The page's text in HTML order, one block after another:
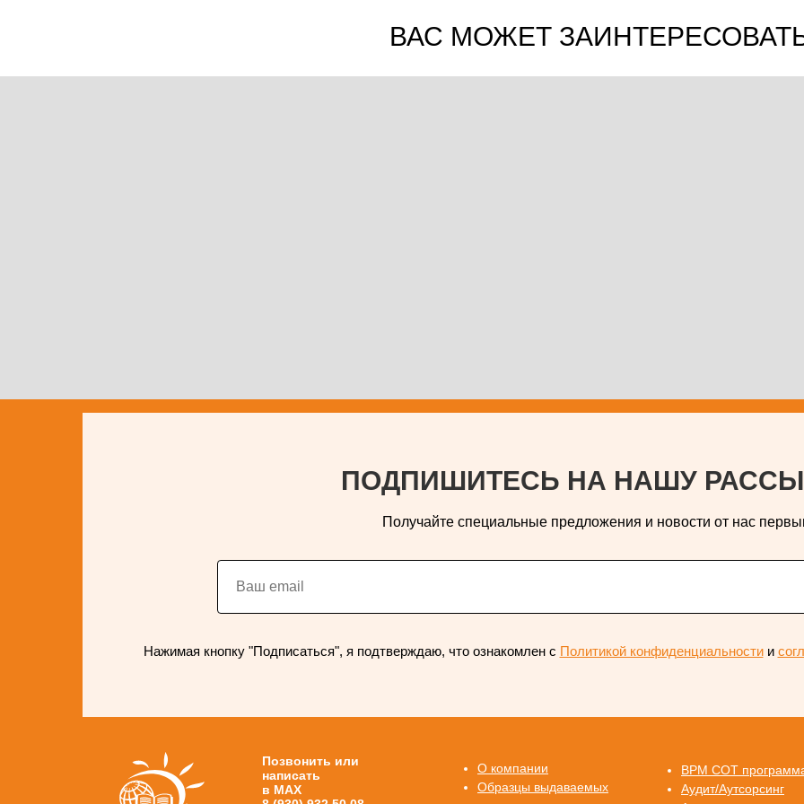
ВАС МОЖЕТ
ПОДПИШИТЕСЬ НА НАШУ
Получайте специальные предложения и новости от нас
Нажимая кнопку "Подписаться", я подтверждаю, что ознакомлен с Политикой конфиденциальности и
Позвонить или
написать
в MAX
ВРМ СОТ
Аудит/Аутсорсинг
О компании
Образцы выдаваемых